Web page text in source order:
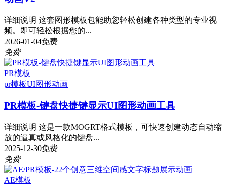
详细说明 这套图形模板包能助您轻松创建各种类型的专业视
频。即可轻松根据您的...
2026-01-04免费
免费
PR模板
pr模板UI图形动画
PR模板-键盘快捷键显示UI图形动画工具
详细说明 这是一款MOGRT格式模板，可快速创建动态自动缩
放的逼真或风格化的键盘...
2025-12-30免费
免费
AE模板